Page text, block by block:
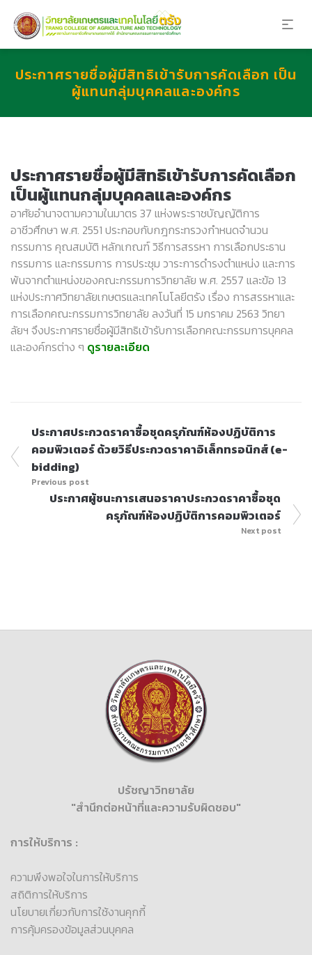
ประกาศรายชื่อผู้มีสิทธิเข้ารับการคัดเลือก เป็น
ผู้แทนกลุ่มบุคคลและองค์กร
ประกาศรายชื่อผู้มีสิทธิเข้ารับการคัดเลือก
เป็นผู้แทนกลุ่มบุคคลและองค์กร
อาศัยอำนาจตามความในมาตร 37 แห่งพระราชบัญญัติการ
อาชีวศึกษา พ.ศ. 2551 ประกอบกับกฎกระทรวงกำหนดจำนวน
กรรมการ คุณสมบัติ หลักเกณฑ์ วิธีการสรรหา การเลือกประธาน
กรรมการ และกรรมการ การประชุม วาระการดำรงตำแหน่ง และการ
พ้นจากตำแหน่งของคณะกรรมการวิทยาลัย พ.ศ. 2557 และข้อ 13
แห่งประกาศวิทยาลัยเกษตรและเทคโนโลยีตรัง เรื่อง การสรรหาและ
การเลือกคณะกรรมการวิทยาลัย ลงวันที่ 15 มกราคม 2563 วิทยา
ลัยฯ จึงประกาศรายชื่อผู้มีสิทธิเข้ารับการเลือกคณะกรรมการบุคคล
และองค์กรต่าง ๆ ดูรายละเอียด
ประกาศประกวดราคาซื้อชุดครุภัณฑ์ห้องปฏิบัติการ
คอมพิวเตอร์ ด้วยวิธีประกวดราคาอิเล็กทรอนิกส์ (e-
bidding)
Previous post
ประกาศผู้ชนะการเสนอราคาประกวดราคาซื้อชุด
ครุภัณฑ์ห้องปฏิบัติการคอมพิวเตอร์
Next post
ปรัชญาวิทยาลัย
"สำนึกต่อหน้าที่และความรับผิดชอบ"
การให้บริการ :
ความพึงพอใจในการให้บริการ
สถิติการให้บริการ
นโยบายเกี่ยวกับการใช้งานคุกกี้
การคุ้มครองข้อมูลส่วนบุคคล